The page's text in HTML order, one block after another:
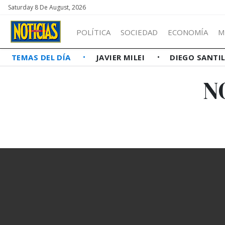
Saturday 8 De August, 2026
POLÍTICA SOCIEDAD ECONOMÍA
TEMAS DEL DÍA JAVIER MILEI DIEGO